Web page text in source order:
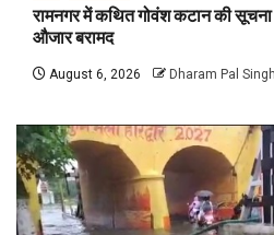
रामनगर में कथित गोवंश कटान की सूचना
औजार बरामद
August 6, 2026 Dharam Pal